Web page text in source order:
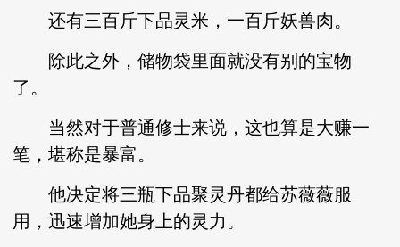
还有三百斤下品灵米，一百斤妖兽肉。
除此之外，储物袋里面就没有别的宝物
了。
当然对于普通修士来说，这也算是大赚一
笔，堪称是暴富。
他决定将三瓶下品聚灵丹都给苏薇薇服
用，迅速增加她身上的灵力。